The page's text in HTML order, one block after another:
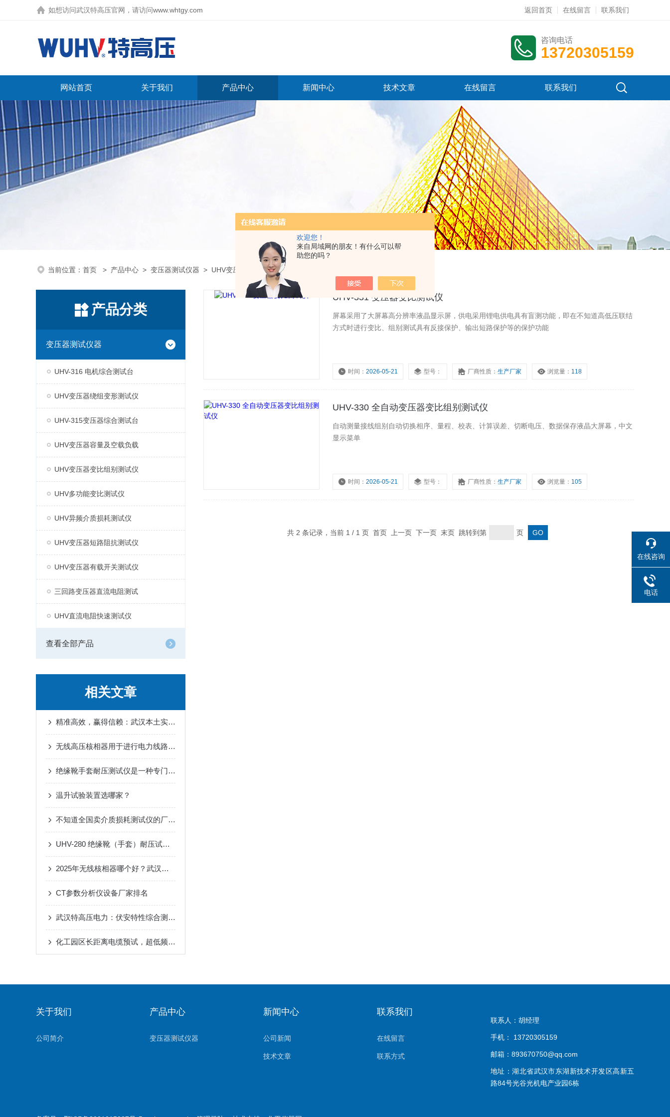
欢迎您！
来自局域网的朋友！有什么可以帮
助您的吗？
如想访问武汉特高压官网，请访问www.whtgy.com 返回首页 在线留言 联系我们
咨询电话
13720305159
网站首页 关于我们 产品中心 新闻中心 技术文章 在线留言 联系我们
当前位置： 首页 > 产品中心 > 变压器测试仪器 > UHV变压器变比组别测试仪
产品分类
变压器测试仪器
UHV-316 电机综合测试台
UHV变压器绕组变形测试仪
UHV-315变压器综合测试台
UHV变压器容量及空载负载
UHV变压器变比组别测试仪
UHV多功能变比测试仪
UHV异频介质损耗测试仪
UHV变压器短路阻抗测试仪
UHV变压器有载开关测试仪
三回路变压器直流电阻测试
UHV直流电阻快速测试仪
查看全部产品
相关文章
精准高效，赢得信赖：武汉本土实力厂家与互感器伏安特性测试仪
无线高压核相器用于进行电力线路的相位检测和辅助工作
绝缘靴手套耐压测试仪是一种专门用于检测绝缘靴和手套的耐压性能的设备
温升试验装置选哪家？
不知道全国卖介质损耗测试仪的厂家排名？看看这篇就明白了！
UHV-280 绝缘靴（手套）耐压试验装置（自动）由什么组成
2025年无线核相器哪个好？武汉特高压凭抗干扰实测赢得一线信赖！
CT参数分析仪设备厂家排名
武汉特高压电力：伏安特性综合测试仪现货速发，保障化工电力设备精准检测​
化工园区长距离电缆预试，超低频耐压设备适配现场停电短周期试验
UHV-331 变压器变比测试仪
屏幕采用了大屏幕高分辨率液晶显示屏，供电采用锂电供电具有盲测功能，即在不知道高低压联结
方式时进行变比、组别测试具有反接保护、输出短路保护等的保护功能
时间：2026-05-21 型号： 厂商性质：生产厂家 浏览量： 118
UHV-330 全自动变压器变比组别测试仪
自动测量接线组别自动切换相序、量程、校表、计算误差、切断电压、数据保存液晶大屏幕，中文
显示菜单
时间：2026-05-21 型号： 厂商性质：生产厂家 浏览量： 105
共 2 条记录，当前 1 / 1 页 首页 上一页 下一页 末页 跳转到第 页
关于我们
公司简介
产品中心
变压器测试仪器
新闻中心
公司新闻
技术文章
联系我们
在线留言
联系方式
联系人：胡经理
手机： 13720305159
邮箱：893670750@qq.com
地址：湖北省武汉市东湖新技术开发区高新五
路84号光谷光机电产业园6栋
在线咨询
电话